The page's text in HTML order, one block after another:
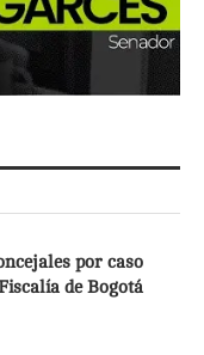
por caso
de Bogotá